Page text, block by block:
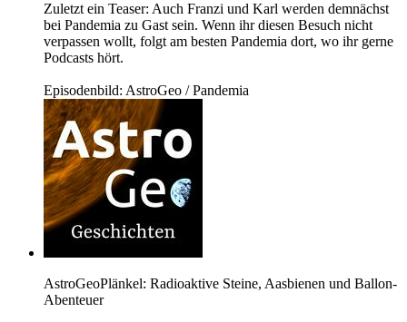
Zuletzt ein Teaser: Auch Franzi und Karl werden demnächst
bei Pandemia zu Gast sein. Wenn ihr diesen Besuch nicht
verpassen wollt, folgt am besten Pandemia dort, wo ihr gerne
Podcasts hört.
Episodenbild: AstroGeo / Pandemia
AstroGeoPlänkel: Radioaktive Steine, Aasbienen und Ballon-
Abenteuer